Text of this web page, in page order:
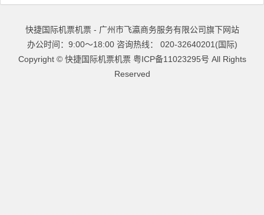
快捷国际机票机票 - 广州市飞瀛商务服务有限公司旗下网站
办公时间：9:00～18:00 咨询热线： 020-32640201(国际)
Copyright © 快捷国际机票机票 粤ICP备11023295号 All Rights
Reserved